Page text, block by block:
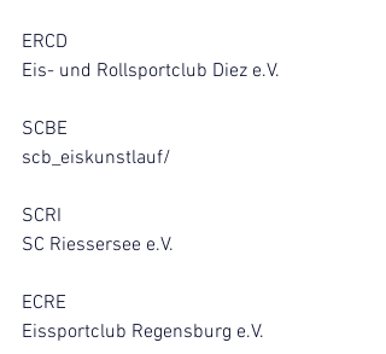
ERCD
Eis- und Rollsportclub Diez e.V.
SCBE
scb_eiskunstlauf/
SCRI
SC Riessersee e.V.
ECRE
Eissportclub Regensburg e.V.